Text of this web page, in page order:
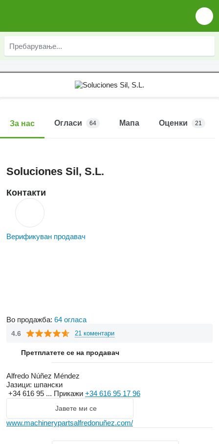
За нас Огласи 64 Мапа Оценки 21
Soluciones Sil, S.L.
Контакти
Верификуван продавач
Во продажба: 64 огласа
4.6 21 коментари
Претплатете се на продавач
Alfredo Núñez Méndez
Јазици: шпански
+34 616 95 ... Прикажи +34 616 95 17 96
Јавете ми се
www.machinerypartsalfredonuñez.com/